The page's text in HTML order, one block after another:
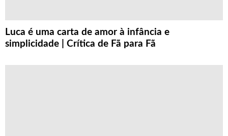
Luca é uma carta de amor à infância e
simplicidade | Crítica de Fã para Fã